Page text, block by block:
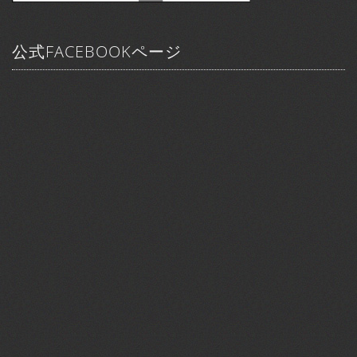
公式FACEBOOKページ